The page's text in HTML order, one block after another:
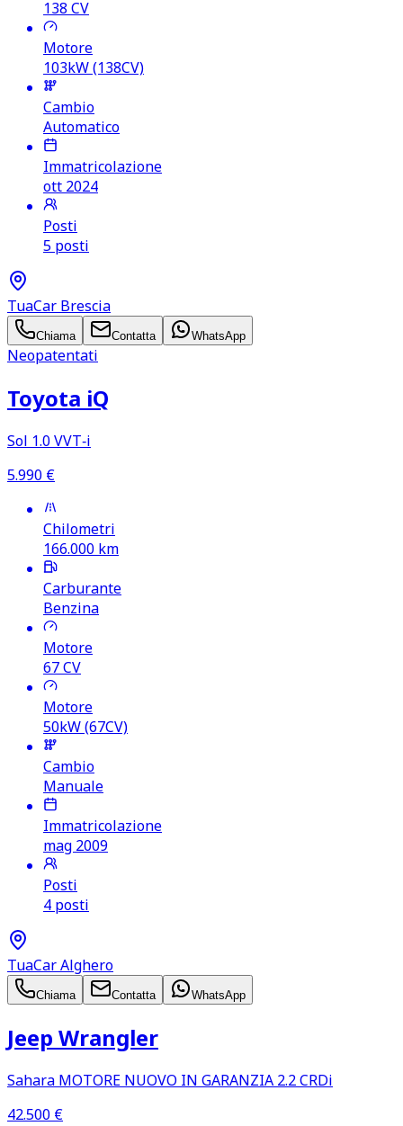
138 CV
Motore
103kW (138CV)
Cambio
Automatico
Immatricolazione
ott 2024
Posti
5 posti
TuaCar Brescia
Chiama Contatta WhatsApp
Neopatentati
Toyota iQ
Sol 1.0 VVT‑i
5.990 €
Chilometri
166.000 km
Carburante
Benzina
Motore
67CV
Motore
50kW (67CV)
Cambio
Manuale
Immatricolazione
mag 2009
Posti
4 posti
TuaCar Alghero
Chiama Contatta WhatsApp
Jeep Wrangler
Sahara MOTORE NUOVO IN GARANZIA 2.2 CRDi
42.500 €